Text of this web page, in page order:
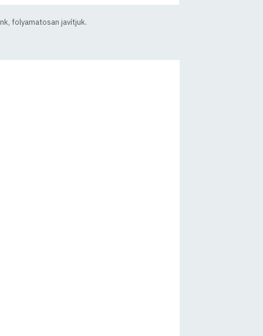
folyamatosan javítjuk.